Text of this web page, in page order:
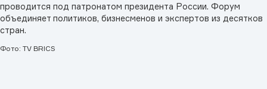
проводится под патронатом президента России. Форум
объединяет политиков, бизнесменов и экспертов из десятков
стран.
Фото: TV BRICS